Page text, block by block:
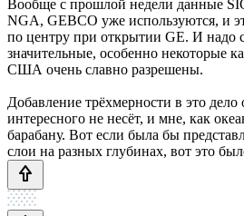
Вообще с прошлой недели данные
NGA, GEBCO уже используются, и
по центру при открытии GE. И надо
значительные, особенно некоторые
США очень славно разрешены.
Добавление трёхмерности в это дело
интересного не несёт, и мне, как
барабану. Вот если была бы
слои на разных глубинах, вот это